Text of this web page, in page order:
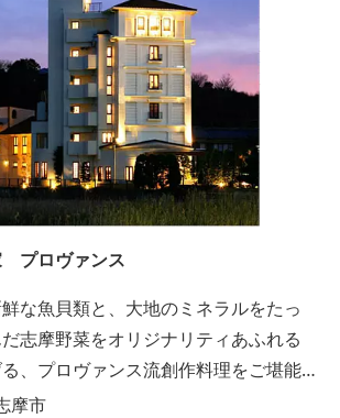
プロヴァンス
な魚貝類と、大地のミネラルをたっ
志摩野菜をオリジナリティあふれる
、プロヴァンス流創作料理をご堪能
館内では本格的な天体観測を日数限
摩市